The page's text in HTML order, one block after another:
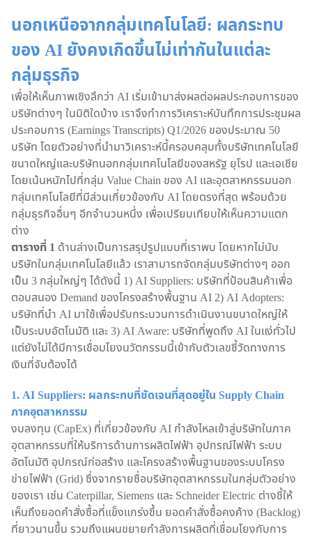
นอกเหนือจากกลุ่มเทคโนโลยี: ผลกระทบ
ของ AI ยังคงเกิดขึ้นไม่เท่ากันในแต่ละ
กลุ่มธุรกิจ
เพื่อให้เห็นภาพเชิงลึกว่า AI เริ่มเข้ามาส่งผลต่อผลประกอบการของ
บริษัทต่างๆ ในมิติใดบ้าง เราจึงทำการวิเคราะห์บันทึกการประชุมผล
ประกอบการ (Earnings Transcripts) Q1/2026 ของประมาณ 50
บริษัท โดยตัวอย่างที่นำมาวิเคราะห์นี้ครอบคลุมทั้งบริษัทเทคโนโลยี
ขนาดใหญ่และบริษัทนอกกลุ่มเทคโนโลยีของสหรัฐ ยุโรป และเอเชีย
โดยเน้นหนักไปที่กลุ่ม Value Chain ของ AI และอุตสาหกรรมนอก
กลุ่มเทคโนโลยีที่มีส่วนเกี่ยวข้องกับ AI โดยตรงที่สุด พร้อมด้วย
กลุ่มธุรกิจอื่นๆ อีกจำนวนหนึ่ง เพื่อเปรียบเทียบให้เห็นความแตก
ต่าง
ตารางที่ 1 ด้านล่างเป็นการสรุปรูปแบบที่เราพบ โดยหากไม่นับ
บริษัทในกลุ่มเทคโนโลยีแล้ว เราสามารถจัดกลุ่มบริษัทต่างๆ ออก
เป็น 3 กลุ่มใหญ่ๆ ได้ดังนี้ 1) AI Suppliers: บริษัทที่ป้อนสินค้าเพื่อ
ตอบสนอง Demand ของโครงสร้างพื้นฐาน AI 2) AI Adopters:
บริษัทที่นำ AI มาใช้เพื่อปรับกระบวนการดำเนินงานขนาดใหญ่ให้
เป็นระบบอัตโนมัติ และ 3) AI Aware: บริษัทที่พูดถึง AI ในแง่ทั่วไป
แต่ยังไม่ได้มีการเชื่อมโยงนวัตกรรมนี้เข้ากับตัวเลขชี้วัดทางการ
เงินที่จับต้องได้
1. AI Suppliers: ผลกระทบที่ชัดเจนที่สุดอยู่ใน Supply Chain
ภาคอุตสาหกรรม
งบลงทุน (CapEx) ที่เกี่ยวข้องกับ AI กำลังไหลเข้าสู่บริษัทในภาค
อุตสาหกรรมที่ให้บริการด้านการผลิตไฟฟ้า อุปกรณ์ไฟฟ้า ระบบ
อัตโนมัติ อุปกรณ์ก่อสร้าง และโครงสร้างพื้นฐานของระบบโครง
ข่ายไฟฟ้า (Grid) ซึ่งจากรายชื่อบริษัทอุตสาหกรรมในกลุ่มตัวอย่าง
ของเรา เช่น Caterpillar, Siemens และ Schneider Electric ต่างชี้ให้
เห็นถึงยอดคำสั่งซื้อที่แข็งแกร่งขึ้น ยอดคำสั่งซื้อคงค้าง (Backlog)
ที่ยาวนานขึ้น รวมถึงแผนขยายกำลังการผลิตที่เชื่อมโยงกับการ